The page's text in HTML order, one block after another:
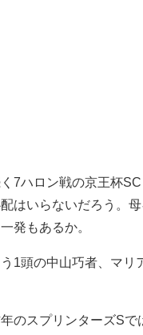
7ハロン戦の京王杯SC
はいらないだろう。
発もあるか。
1頭の中山巧者、マリ
のスプリンターズSで